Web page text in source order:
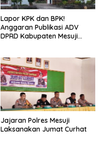
Lapor KPK dan BPK!
Anggaran Publikasi ADV
DPRD Kabupaten Mesuji
Jajaran Polres Mesuji
Laksanakan Jumat Curhat